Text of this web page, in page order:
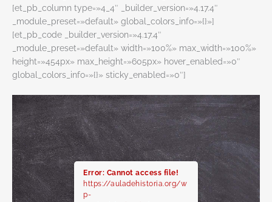
[et_pb_column type=»4_4″ _builder_version=»4.17.4″
_module_preset=»default» global_colors_info=»{}»]
[et_pb_code _builder_version=»4.17.4″
_module_preset=»default» width=»100%» max_width=»100%»
height=»454px» max_height=»605px» hover_enabled=»0″
global_colors_info=»{}» sticky_enabled=»0″]
Error: Cannot access file!
https://auladehistoria.org/w
p-